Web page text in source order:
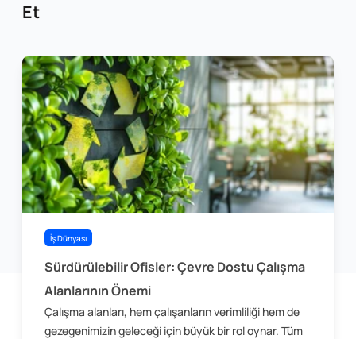
Et
İş Dünyası
Sürdürülebilir Ofisler: Çevre Dostu Çalışma
Alanlarının Önemi
Çalışma alanları, hem çalışanların verimliliği hem de
gezegenimizin geleceği için büyük bir rol oynar. Tüm